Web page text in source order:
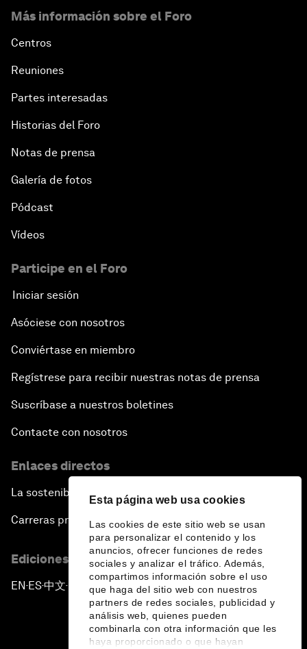
Esta página web usa cookies
Las cookies de este sitio web se usan
para personalizar el contenido y los
anuncios, ofrecer funciones de redes
sociales y analizar el tráfico. Además,
compartimos información sobre el uso
que haga del sitio web con nuestros
partners de redes sociales, publicidad y
análisis web, quienes pueden
combinarla con otra información que les
haya proporcionado o que hayan
Más información sobre el Foro
Centros
Reuniones
Partes interesadas
Historias del Foro
Notas de prensa
Galería de fotos
Pódcast
Vídeos
Participe en el Foro
Iniciar sesión
Asóciese con nosotros
Conviértase en miembro
Regístrese para recibir nuestras notas de prensa
Suscríbase a nuestros boletines
Contacte con nosotros
Enlaces directos
La sostenibilidad en el Foro
Carreras profesionales
Ediciones en otros idiomas
EN ▪ES▪中文▪ 日本語